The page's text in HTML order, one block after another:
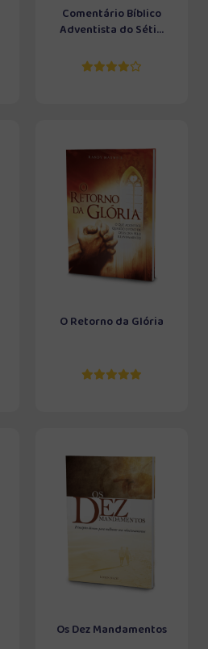
Comentário Bíblico
Adventista do Séti...
O Retorno da Glória
Os Dez Mandamentos